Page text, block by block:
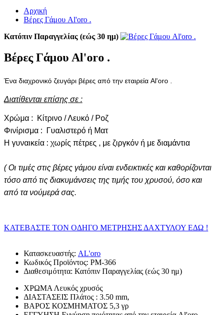
Αρχική
Βέρες Γάμου Al'oro .
Κατόπιν Παραγγελίας (εώς 30 ημ)
Βέρες Γάμου Al'oro .
Ένα διαχρονικό ζευγάρι βέρες από την εταιρεία Al'oro .
Διατίθενται επίσης σε :
Χρώμα : Κίτρινο / Λευκό / Ροζ
Φινίρισμα : Γυαλιστερό ή Ματ
Η γυναικεία : χωρίς πέτρες , με ζιργκόν ή με διαμάντια
(Οι τιμές στις βέρες γάμου είναι ενδεικτικές και καθορίζονται
τόσο από τις διακυμάνσεις της τιμής του χρυσού, όσο και
από τα νούμερά σας.
ΚΑΤΕΒΑΣΤΕ ΤΟΝ ΟΔΗΓΟ ΜΕΤΡΗΣΗΣ ΔΑΧΤΥΛΟΥ ΕΔΩ !
Κατασκευαστής: AL'oro
Κωδικός Προϊόντος: PM-366
Διαθεσιμότητα: Κατόπιν Παραγγελίας (εώς 30 ημ)
ΧΡΩΜΑ Λευκός χρυσός
ΔΙΑΣΤΑΣΕΙΣ Πλάτος : 3.50 mm,
ΒΑΡΟΣ ΚΟΣΜΗΜΑΤΟΣ 5,3 γρ